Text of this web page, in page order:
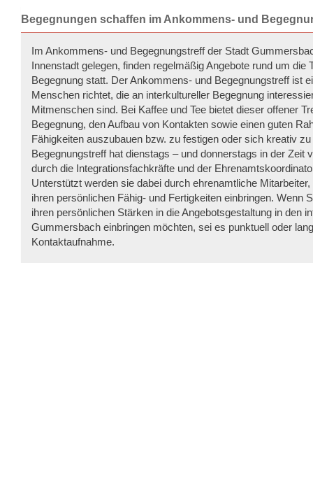
Begegnungen schaffen im Ankommens- und
Im Ankommens- und Begegnungstreff der Stadt
Innenstadt gelegen, finden regelmäßig Angebote rund um
Begegnung statt. Der Ankommens- und Begegnungstreff ist
Menschen richtet, die an interkultureller Begegnung
Mitmenschen sind. Bei Kaffee und Tee bietet dieser offener
Begegnung, den Aufbau von Kontakten sowie einen guten
Fähigkeiten auszubauen bzw. zu festigen oder sich kreativ
Begegnungstreff hat dienstags – und donnerstags in der Zeit
durch die Integrationsfachkräfte und der
Unterstützt werden sie dabei durch ehrenamtliche
ihren persönlichen Fähig- und Fertigkeiten einbringen. Wenn
ihren persönlichen Stärken in die Angebotsgestaltung in den
Gummersbach einbringen möchten, sei es punktuell oder
Kontaktaufnahme.